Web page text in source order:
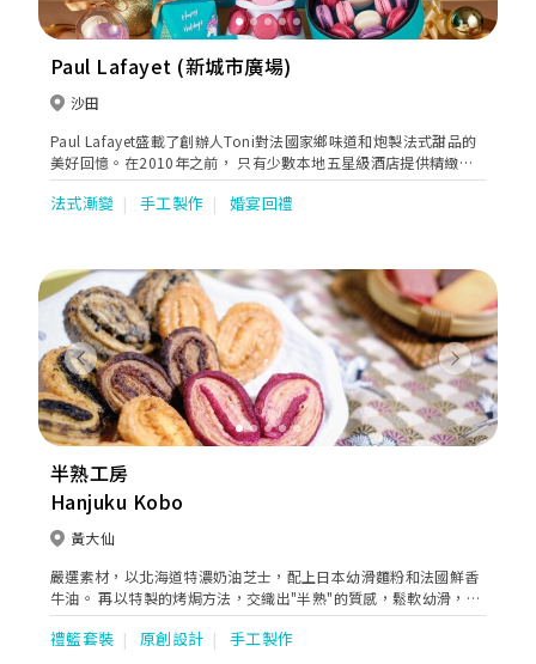
Paul Lafayet (新城市廣場)
沙田
Paul Lafayet盛載了創辦人Toni對法國家鄉味道和炮製法式甜品的
美好回憶。在2010年之前， 只有少數本地五星級酒店提供精緻法
式甜品。Toni看準這個契機，在香港展開法式甜品業務，令更多人
欣賞到這種難能可貴的美點。
法式漸變 手工製作 婚宴回禮
Previous Next
半熟工房
Hanjuku Kobo
黃大仙
嚴選素材，以北海道特濃奶油芝士，配上日本幼滑麵粉和法國鮮香
牛油。 再以特製的烤焗方法，交織出"半熟"的質感，鬆軟幼滑，清
新香濃而不膩。 非一般芝士蛋糕的享受。
禮籃套裝 原創設計 手工製作